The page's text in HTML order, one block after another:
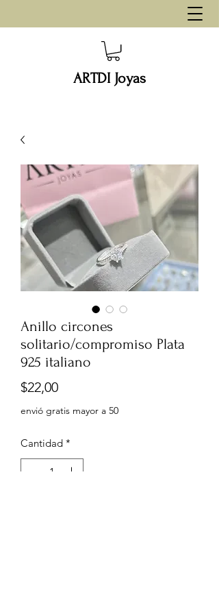
ARTDI Joyas
Anillo circones
solitario/compromiso Plata
925 italiano
$22,00Precio
envió gratis mayor a 50
Cantidad *